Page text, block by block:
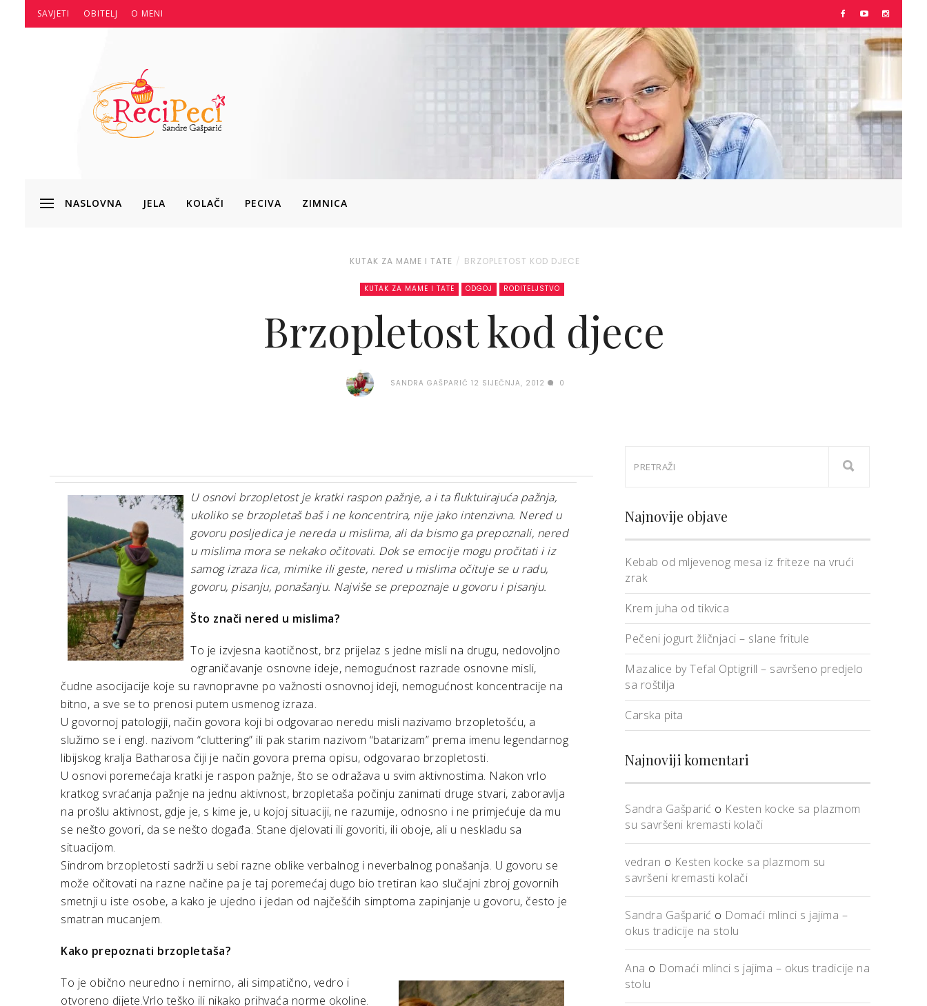
SAVJETI OBITELJ O MENI
NASLOVNA JELA KOLAČI PECIVA ZIMNICA
KUTAK ZA MAME I TATE BRZOPLETOST KOD DJECE
KUTAK ZA MAME I TATE ODGOJ RODITELJSTVO
Brzopletost kod djece
SANDRA GAŠPARIĆ 12 SIJEČNJA, 2012 0
U osnovi brzopletost je kratki raspon pažnje, a i ta fluktuirajuća pažnja,
ukoliko se brzopletaš baš i ne koncentrira, nije jako intenzivna. Nered u
govoru posljedica je nereda u mislima, ali da bismo ga prepoznali, nered
u mislima mora se nekako očitovati. Dok se emocije mogu pročitati i iz
samog izraza lica, mimike ili geste, nered u mislima očituje se u radu,
govoru, pisanju, ponašanju. Najviše se prepoznaje u govoru i pisanju.
Što znači nered u mislima?
To je izvjesna kaotičnost, brz prijelaz s jedne misli na drugu, nedovoljno
ograničavanje osnovne ideje, nemogućnost razrade osnovne misli,
čudne asocijacije koje su ravnopravne po važnosti osnovnoj ideji, nemogućnost koncentracije na
bitno, a sve se to prenosi putem usmenog izraza.
U govornoj patologiji, način govora koji bi odgovarao neredu misli nazivamo brzopletošću, a
služimo se i engl. nazivom “cluttering” ili pak starim nazivom “batarizam” prema imenu legendarnog
libijskog kralja Batharosa čiji je način govora prema opisu, odgovarao brzopletosti.
U osnovi poremećaja kratki je raspon pažnje, što se odražava u svim aktivnostima. Nakon vrlo
kratkog svraćanja pažnje na jednu aktivnost, brzopletaša počinju zanimati druge stvari, zaboravlja
na prošlu aktivnost, gdje je, s kime je, u kojoj situaciji, ne razumije, odnosno i ne primjećuje da mu
se nešto govori, da se nešto događa. Stane djelovati ili govoriti, ili oboje, ali u neskladu sa
situacijom.
Sindrom brzopletosti sadrži u sebi razne oblike verbalnog i neverbalnog ponašanja. U govoru se
može očitovati na razne načine pa je taj poremećaj dugo bio tretiran kao slučajni zbroj govornih
smetnji u iste osobe, a kako je ujedno i jedan od najčešćih simptoma zapinjanje u govoru, često je
smatran mucanjem.
Kako prepoznati brzopletaša?
To je obično neuredno i nemirno, ali simpatično, vedro i
otvoreno dijete.Vrlo teško ili nikako prihvaća norme okoline.
Najnovije objave
Kebab od mljevenog mesa iz friteze na vrući
zrak
Krem juha od tikvica
Pečeni jogurt žličnjaci – slane fritule
Mazalice by Tefal Optigrill – savršeno predjelo
sa roštilja
Carska pita
Najnoviji komentari
Sandra Gašparić o Kesten kocke sa plazmom
su savršeni kremasti kolači
vedran o Kesten kocke sa plazmom su
savršeni kremasti kolači
Sandra Gašparić o Domaći mlinci s jajima –
okus tradicije na stolu
Ana o Domaći mlinci s jajima – okus tradicije na
stolu